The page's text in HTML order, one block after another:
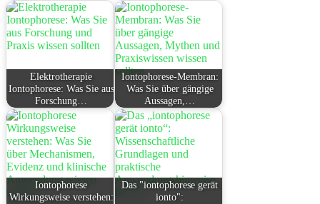
Elektrotherapie
Iontophorese: Was Sie aus
Forschung…
Iontophorese-Membran:
Was Sie über gängige
Aussagen,…
Iontophorese
Wirkungsweise verstehen:
Das "iontophorese gerät
ionto":